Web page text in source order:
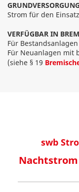
Strom für den
VERFÜGBAR IN
Für Bestandsanlagen
Für Neuanlagen mit
(siehe § 19
swb